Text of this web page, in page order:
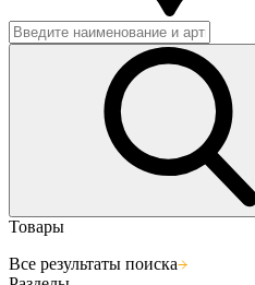
Товары
Все результаты поиска